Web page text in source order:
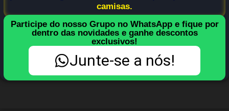
camisas.
Participe do nosso Grupo no WhatsApp e fique por
dentro das novidades e ganhe descontos
exclusivos!
Junte-se a nós!